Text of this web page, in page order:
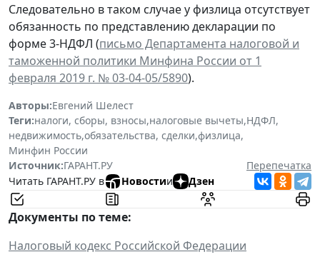
Следовательно в таком случае у физлица отсутствует
обязанность по представлению декларации по
форме 3-НДФЛ (письмо Департамента налоговой и
таможенной политики Минфина России от 1
февраля 2019 г. № 03-04-05/5890).
Авторы:Евгений Шелест
Теги:налоги, сборы, взносы,налоговые вычеты,НДФЛ,
недвижимость,обязательства, сделки,физлица,
Минфин России
Источник:ГАРАНТ.РУ
Перепечатка
Читать ГАРАНТ.РУ в
Новостии Дзен
Документы по теме:
Налоговый кодекс Российской Федерации